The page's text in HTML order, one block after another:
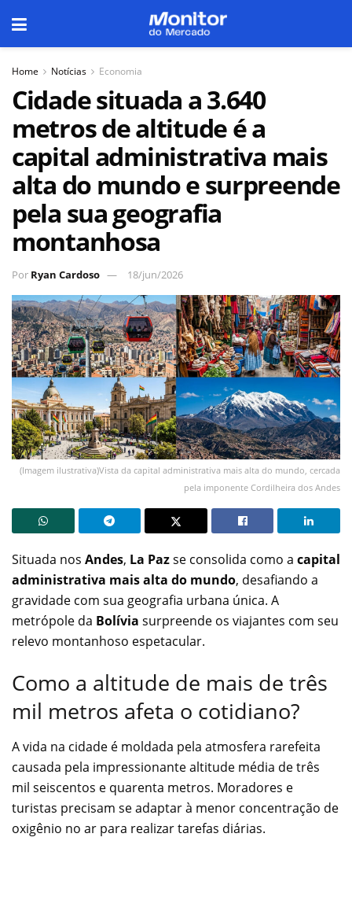
Home Notícias Economia
Cidade situada a 3.640
metros de altitude é a
capital administrativa mais
alta do mundo e surpreende
pela sua geografia
montanhosa
Por Ryan Cardoso 18/jun/2026
(Imagem ilustrativa)Vista da capital administrativa mais alta do mundo, cercada
pela imponente Cordilheira dos Andes
Situada nos Andes, La Pazse consolida como a capital
administrativa mais alta do mundo, desafiando a
gravidade com sua geografia urbana única. A
metrópole da Bolívia surpreende os viajantes com seu
relevo montanhoso espetacular.
Como a altitude de mais de três
mil metros afeta o cotidiano?
A vida na cidade é moldada pela atmosfera rarefeita
causada pela impressionante altitude média de três
mil seiscentos e quarenta metros. Moradores e
turistas precisam se adaptar à menor concentração de
oxigênio no ar para realizar tarefas diárias.